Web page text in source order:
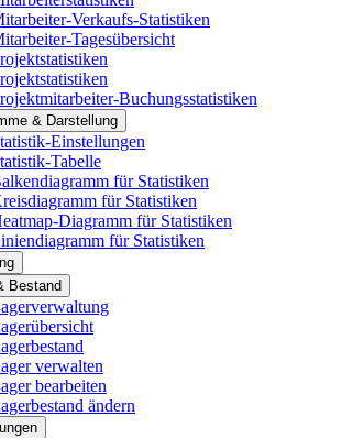
Verkaufs-Statistiken
Tagesübersicht
Buchungsstatistiken
& Darstellung
Einstellungen
Tabelle
für Statistiken
für Statistiken
Diagramm für Statistiken
für Statistiken
Bestand
verwalten
bearbeiten
ändern